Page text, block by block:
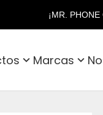
¡MR.
Marcas